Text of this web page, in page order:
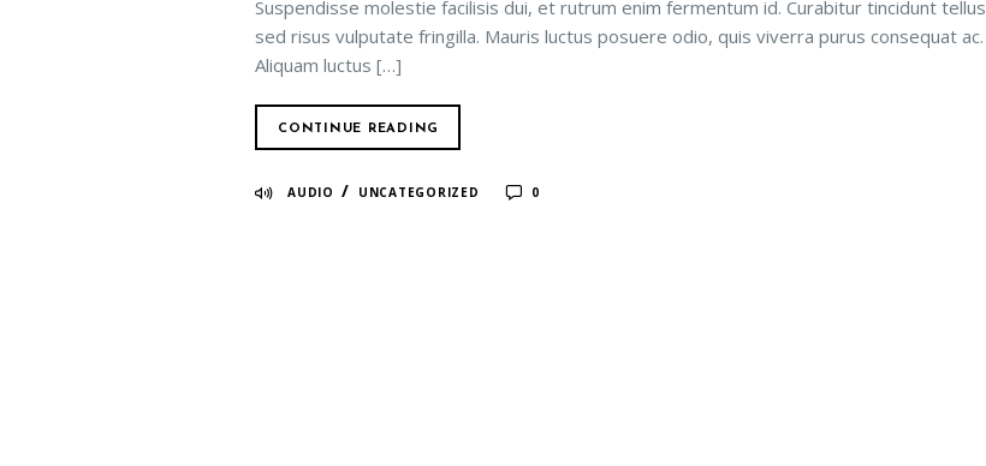
Suspendisse molestie facilisis dui, et rutrum enim fermentum id. Curabitur tincidunt tellus
sed risus vulputate fringilla. Mauris luctus posuere odio, quis viverra purus consequat ac.
Aliquam luctus […]
CONTINUE READING
AUDIO / UNCATEGORIZED 0